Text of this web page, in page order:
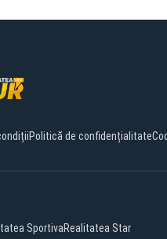
Politică de confidențialitate
SportivaRealitatea Star